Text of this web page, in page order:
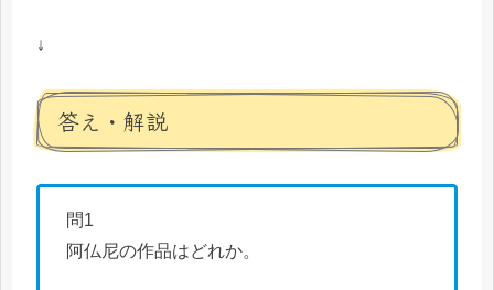
↓
答え・解説
問1
阿仏尼の作品はどれか。